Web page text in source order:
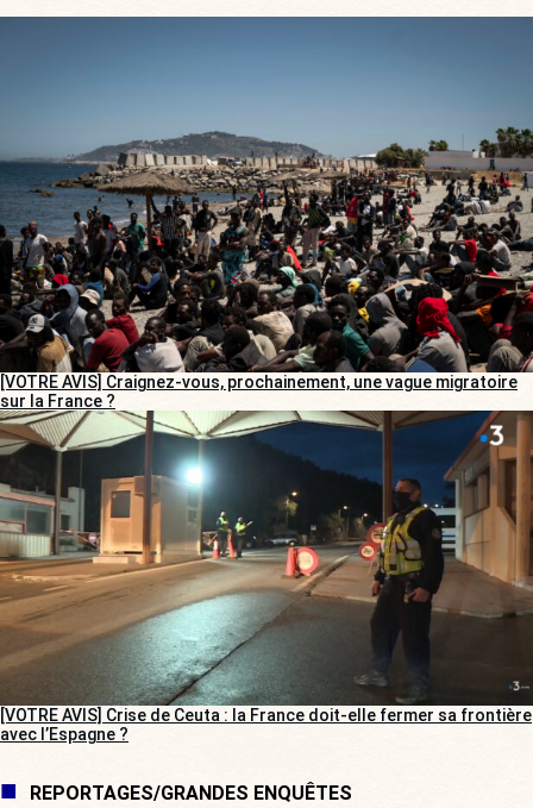
[VOTRE AVIS] Craignez-vous, prochainement, une vague migratoire
sur la France ?
[VOTRE AVIS] Crise de Ceuta : la France doit-elle fermer sa frontière
avec l’Espagne ?
REPORTAGES/GRANDES ENQUÊTES